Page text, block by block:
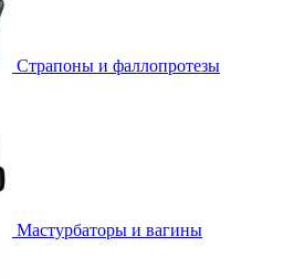
Страпоны и фаллопротезы
Мастурбаторы и вагины